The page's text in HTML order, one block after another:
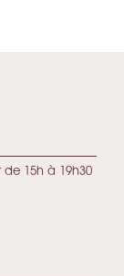
15h à 19h30